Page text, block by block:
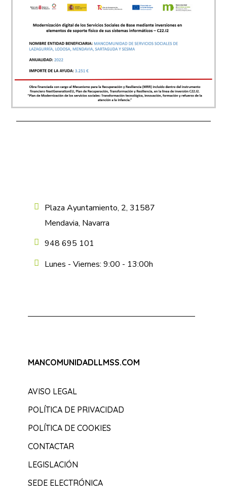
Plaza Ayuntamiento, 2, 31587
Mendavia, Navarra
948 695 101
Lunes - Viernes: 9:00 - 13:00h
MANCOMUNIDADLLMSS.COM
AVISO LEGAL
POLÍTICA DE PRIVACIDAD
POLÍTICA DE COOKIES
CONTACTAR
LEGISLACIÓN
SEDE ELECTRÓNICA